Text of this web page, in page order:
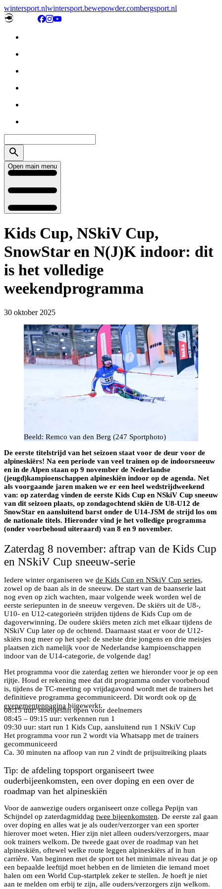
wintersport.nlwintersport.bewepowder.combergsport.nl
Open main menu
Kids Cup, NSkiV Cup,
SnowStar en N(J)K indoor: dit
is het volledige
weekendprogramma
30 oktober 2025
Beeld: Remco van den Berg (247 Sportphoto)
De eerste titelstrijd van het seizoen staat voor de deur voor de
alpineskiërs! Na een periode van veel trainen op de indoorsneeuw
en in de Alpen staan op 9 november de Nederlandse
(jeugd)kampioenschappen alpineskiën indoor op de agenda. Net
als voorgaande jaren maken we er een heel wedstrijdweekend
van: op zaterdag vinden de eerste Kids Cup en NSkiV Cup sneeuw
van dit seizoen plaats, op zondagochtend skiën de U8-U12 de
SnowStar en aansluitend barst onder de U14-JSM de strijd los om
de nationale titels. Hieronder vind je het volledige programma
(onder voorbehoud uiteraard) van 8 en 9 november.
Zaterdag 8 november: aftrap van de Kids Cup
en NSkiV Cup sneeuw-serie
Iedere winter organiseren we de Kids Cup en NSkiV Cup series,
zowel op de baan als in de sneeuw. De start van de baanserie laat
nog even op zich wachten, maar volgende week worden wel de
eerste seriepunten in de sneeuw vergeven. De skiërs uit de U8-,
U10- en U12-categorieën strijden tijdens de Kids Cup om de
dagoverwinning. De oudere skiërs meten zich met elkaar tijdens de
NSkiV Cup later op de ochtend. Daarnaast staat er voor de U12-
skiërs nog meer op het spel: de snelste drie jongens en drie meisjes
plaatsen zich namelijk voor de Nederlandse kampioenschappen
indoor van de U14-categorie, de volgende dag!
Het programma voor die zaterdag zetten we hieronder voor je op een
rijtje. Houd er rekening mee dat dit programma onder voorbehoud
is, tijdens de TC-meeting op vrijdagavond wordt met de trainers het
definitieve programma gecommuniceerd. Dit wordt ook op de
evenementenpagina bijgewerkt.
08:15 uur: stoeltjeslift open voor deelnemers
08:45 – 09:15 uur: verkennen run 1
09:30 uur: start run 1 Kids Cup, aansluitend run 1 NSkiV Cup
Het programma voor run 2 wordt via Whatsapp met de trainers
gecommuniceerd
Ca. 30 minuten na afloop van run 2 vindt de prijsuitreiking plaats
Tip: de afdeling topsport organiseert twee
ouderbijeenkomsten, een over doping en een over de
roadmap van het alpineskiën
Voor de aanwezige ouders organiseert onze collega Pepijn van
Schijndel op zaterdagmiddag twee bijeenkomsten. De eerste zal gaan
over doping en alles wat je als ouder/verzorger van een sporter
hierover moet weten. Hier zijn niet alleen ouders/verzorgers, maar
ook trainers welkom. De tweede gaat over de roadmap van het
alpineskiën, oftewel welke route leggen alpineskiërs af in hun
carrière. Van beginnen met de sport tot het minimale niveau dat je op
een bepaalde leeftijd moet hebben en de limieten die iemand moet
halen om een World Cup-startplek zeker te stellen. Je hoeft je niet
aan te melden om erbij te zijn, alle ouders/verzorgers zijn welkom.